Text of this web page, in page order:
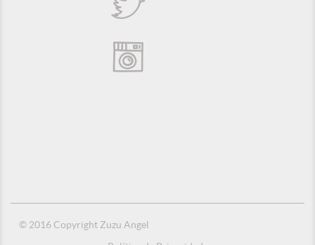
© 2016 Copyright Zuzu Angel